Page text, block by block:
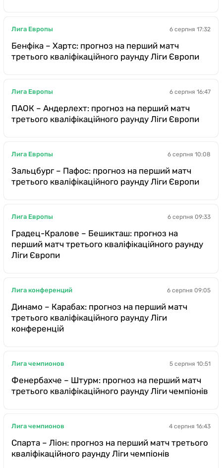
Лига Европы 6 серпня 17:32
Бенфіка – Хартс: прогноз на перший матч
третього кваліфікаційного раунду Ліги Європи
Лига Европы 6 серпня 16:47
ПАОК – Андерлехт: прогноз на перший матч
третього кваліфікаційного раунду Ліги Європи
Лига Европы 6 серпня 10:08
Зальцбург – Пафос: прогноз на перший матч
третього кваліфікаційного раунду Ліги Європи
Лига Европы 6 серпня 09:33
Градец-Кралове – Бешикташ: прогноз на
перший матч третього кваліфікаційного раунду
Ліги Європи
Лига конференций 6 серпня 09:05
Динамо – Карабах: прогноз на перший матч
третього кваліфікаційного раунду Ліги
конференцій
Лига чемпионов 5 серпня 10:51
Фенербахче – Штурм: прогноз на перший матч
третього кваліфікаційного раунду Ліги чемпіонів
Лига чемпионов 4 серпня 16:43
Спарта – Ліон: прогноз на перший матч третього
кваліфікаційного раунду Ліги чемпіонів